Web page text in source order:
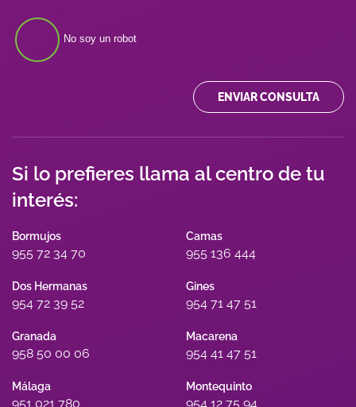
No soy un robot
ENVIAR CONSULTA
Si lo prefieres llama al centro de tu
interés:
Bormujos
955 72 34 70
Camas
955 136 444
Dos Hermanas
954 72 39 52
Gines
954 71 47 51
Granada
958 50 00 06
Macarena
954 41 47 51
Málaga
951 021 780
Montequinto
954 12 75 94